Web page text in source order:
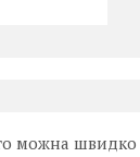
можна швидко